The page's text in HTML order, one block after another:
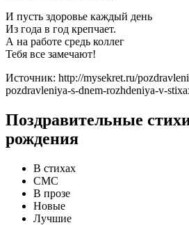
И пусть здоровье каждый день
Из года в год крепчает.
А на работе средь коллег
Тебя все замечают!
Источник: http://mysekret.ru/
pozdravleniya-s-dnem-rozhdeniya-v-
Поздравительные
рождения
В стихах
СМС
В прозе
Новые
Лучшие